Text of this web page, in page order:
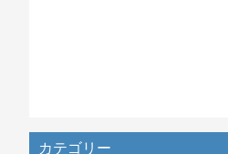
カテゴリー